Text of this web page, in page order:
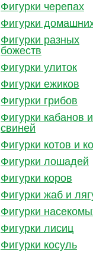
Фигурки черепах
Фигурки
Фигурки разных
божеств
Фигурки улиток
Фигурки ежиков
Фигурки грибов
Фигурки кабанов и
свиней
Фигурки котов и
Фигурки лошадей
Фигурки коров
Фигурки жаб и
Фигурки
Фигурки лисиц
Фигурки косуль